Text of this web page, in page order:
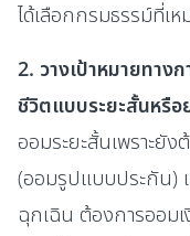
ได้เลือกกรมธรรม์ที่เ
2. วางเป้าหมายทาง
ชีวิตแบบระยะสั้นหรือ
ออมระยะสั้นเพราะยั
(ออมรูปแบบประกัน)
ฉุกเฉิน ต้องการออม